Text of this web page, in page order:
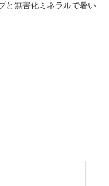
と無害化ミネラルで暑い